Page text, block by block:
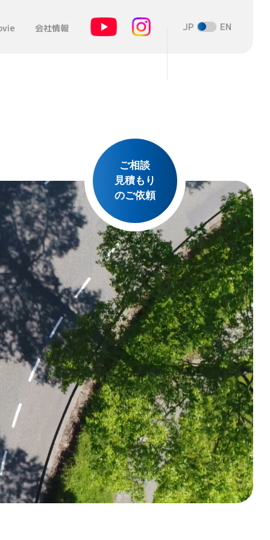
会社情報 JP EN
ご相談
見積もり
のご依頼